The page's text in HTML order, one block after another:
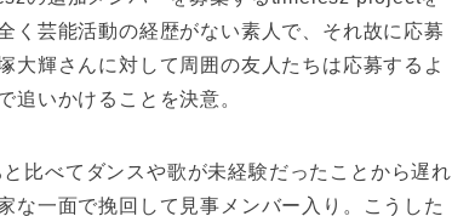
く芸能活動の経歴がない素人で、それ故に応募
大輝さんに対して周囲の友人たちは応募するよ
追いかけることを決意。
比べてダンスや歌が未経験だったことから遅れ
な一面で挽回して見事メンバー入り。こうした